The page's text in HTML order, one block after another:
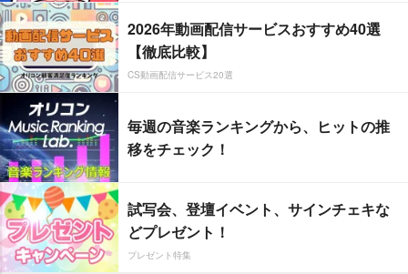
2026年動画配信サービスおすすめ40選
【徹底比較】
CS動画配信サービス20選
毎週の音楽ランキングから、ヒットの推
移をチェック！
試写会、登壇イベント、サインチェキな
どプレゼント！
プレゼント特集